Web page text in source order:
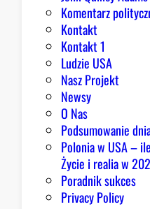
Komentarz
Kontakt
Kontakt 1
Ludzie USA
Nasz Projekt
Newsy
O Nas
Podsumowanie
Polonia w USA –
Życie i realia w
Poradnik sukces
Privacy Policy